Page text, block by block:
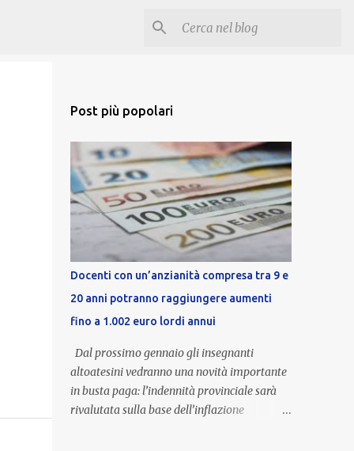
Post più popolari
Docenti con un’anzianità compresa tra 9 e
20 anni potranno raggiungere aumenti
fino a 1.002 euro lordi annui
Dal prossimo gennaio gli insegnanti
altoatesini vedranno una novità importante
in busta paga: l’indennità provinciale sarà
rivalutata sulla base dell’inflazione